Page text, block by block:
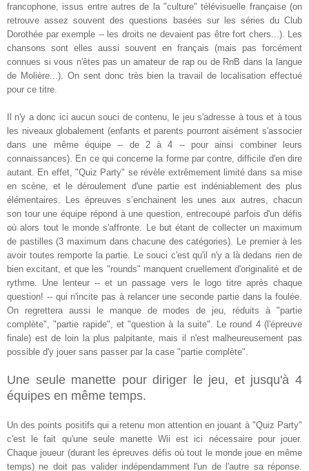
francophone, issus entre autres de la "culture" télévisuelle française (on
retrouve assez souvent des questions basées sur les séries du Club
Dorothée par exemple -- les droits ne devaient pas être fort chers...). Les
chansons sont elles aussi souvent en français (mais pas forcément
connues si vous n'êtes pas un amateur de rap ou de RnB dans la langue
de Molière...). On sent donc très bien la travail de localisation effectué
pour ce titre.
Il n'y a donc ici aucun souci de contenu, le jeu s'adresse à tous et à tous
les niveaux globalement (enfants et parents pourront aisément s'associer
dans une même équipe -- de 2 à 4 -- pour ainsi combiner leurs
connaissances). En ce qui concerne la forme par contre, difficile d'en dire
autant. En effet, "Quiz Party" se révèle extrêmement limité dans sa mise
en scène, et le déroulement d'une partie est indéniablement des plus
élémentaires. Les épreuves s’enchainent les unes aux autres, chacun
son tour une équipe répond à une question, entrecoupé parfois d'un défis
où alors tout le monde s'affronte. Le but étant de collecter un maximum
de pastilles (3 maximum dans chacune des catégories). Le premier à les
avoir toutes remporte la partie. Le souci c'est qu'il n'y a là dedans rien de
bien excitant, et que les "rounds" manquent cruellement d'originalité et de
rythme. Une lenteur -- et un passage vers le logo titre après chaque
question! -- qui n'incite pas à relancer une seconde partie dans la foulée.
On regrettera aussi le manque de modes de jeu, réduits à "partie
complète", "partie rapide", et "question à la suite". Le round 4 (l'épreuve
finale) est de loin la plus palpitante, mais il n'est malheureusement pas
possible d'y jouer sans passer par la case "partie complète".
Une seule manette pour diriger le jeu, et jusqu'à 4
équipes en même temps.
Un des points positifs qui a retenu mon attention en jouant à "Quiz Party"
c'est le fait qu'une seule manette Wii est ici nécessaire pour jouer.
Chaque joueur (durant les épreuves défis où tout le monde joue en même
temps) ne doit pas valider indépendamment l'un de l'autre sa réponse.